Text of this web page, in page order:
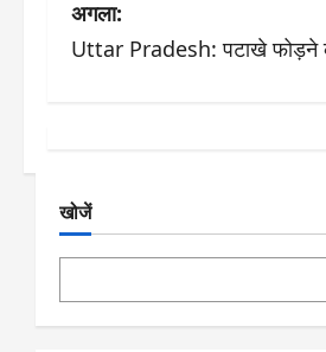
ने
श
न
अगला:
Uttar Pradesh: पटाखे फोड़ने
खोजें